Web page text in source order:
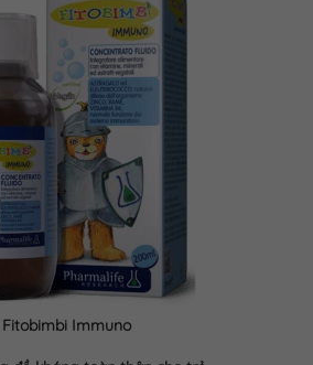
Fitobimbi Immuno